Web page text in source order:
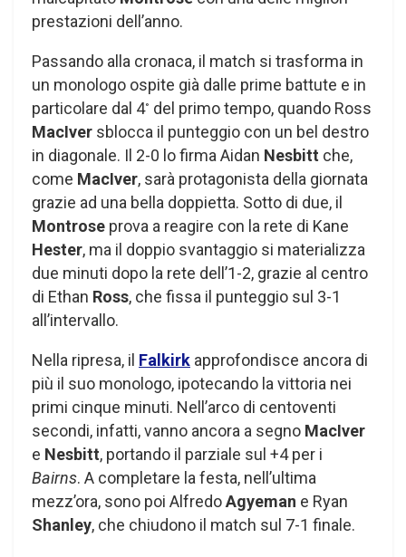
prestazioni dell’anno.
Passando alla cronaca, il match si trasforma in
un monologo ospite già dalle prime battute e in
particolare dal 4° del primo tempo, quando Ross
MacIver sblocca il punteggio con un bel destro
in diagonale. Il 2-0 lo firma Aidan Nesbitt che,
come MacIver, sarà protagonista della giornata
grazie ad una bella doppietta. Sotto di due, il
Montrose prova a reagire con la rete di Kane
Hester, ma il doppio svantaggio si materializza
due minuti dopo la rete dell’1-2, grazie al centro
di Ethan Ross, che fissa il punteggio sul 3-1
all’intervallo.
Nella ripresa, il Falkirk approfondisce ancora di
più il suo monologo, ipotecando la vittoria nei
primi cinque minuti. Nell’arco di centoventi
secondi, infatti, vanno ancora a segno MacIver
e Nesbitt, portando il parziale sul +4 per i
Bairns. A completare la festa, nell’ultima
mezz’ora, sono poi AlfredoAgyeman e Ryan
Shanley, che chiudono il match sul 7-1 finale.